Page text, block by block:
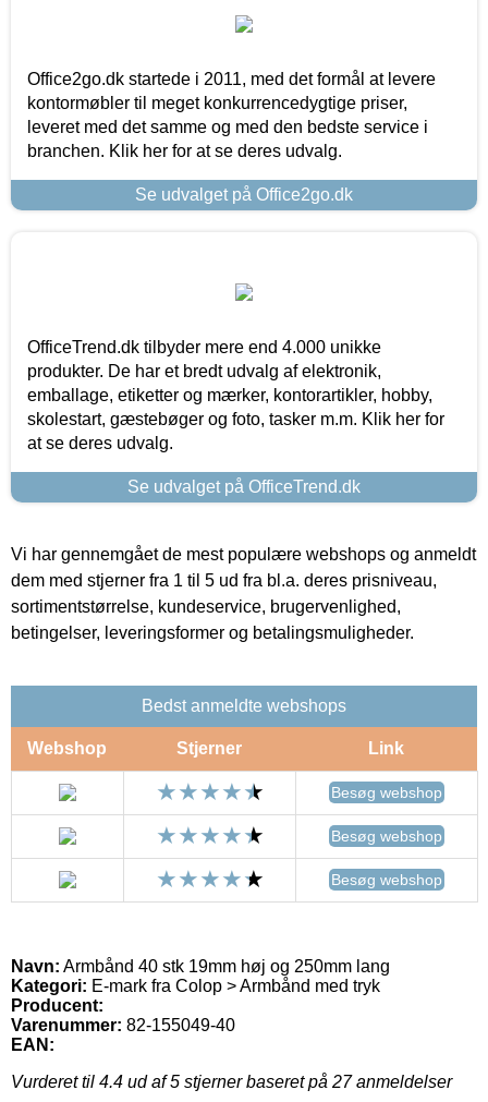
Office2go.dk startede i 2011, med det formål at levere
kontormøbler til meget konkurrencedygtige priser,
leveret med det samme og med den bedste service i
branchen. Klik her for at se deres udvalg.
Se udvalget på Office2go.dk
OfficeTrend.dk tilbyder mere end 4.000 unikke
produkter. De har et bredt udvalg af elektronik,
emballage, etiketter og mærker, kontorartikler, hobby,
skolestart, gæstebøger og foto, tasker m.m. Klik her for
at se deres udvalg.
Se udvalget på OfficeTrend.dk
Vi har gennemgået de mest populære webshops og anmeldt
dem med stjerner fra 1 til 5 ud fra bl.a. deres prisniveau,
sortimentstørrelse, kundeservice, brugervenlighed,
betingelser, leveringsformer og betalingsmuligheder.
Bedst anmeldte webshops
Webshop Stjerner Link
Besøg webshop
Besøg webshop
Besøg webshop
Navn: Armbånd 40 stk 19mm høj og 250mm lang
Kategori: E-mark fra Colop > Armbånd med tryk
Producent:
Varenummer: 82-155049-40
EAN:
Vurderet til 4.4 ud af 5 stjerner baseret på 27anmeldelser